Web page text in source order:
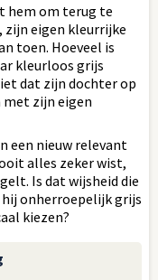
hem om terug te
eigen kleurrijke
toen. Hoeveel is
kleurloos grijs
dat zijn dochter op
met zijn eigen
een nieuw relevant
alles zeker wist,
Is dat wijsheid die
onherroepelijk grijs
kiezen?